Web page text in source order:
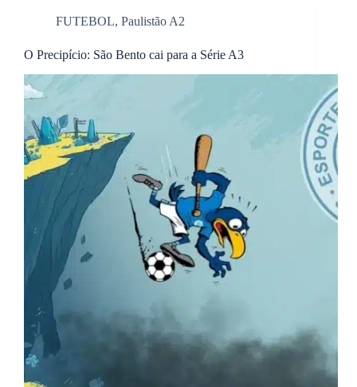
FUTEBOL, Paulistão A2
O Precipício: São Bento cai para a Série A3